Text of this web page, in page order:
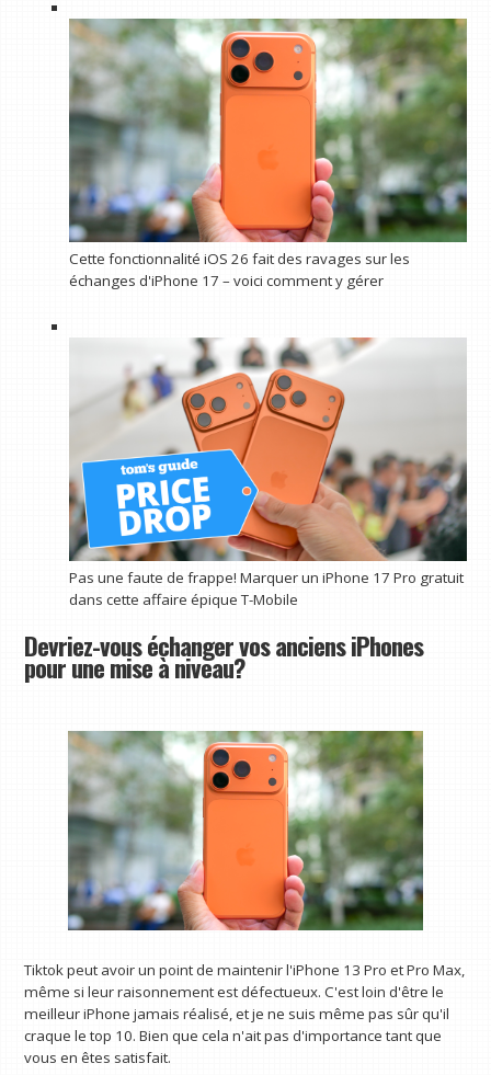
Cette fonctionnalité iOS 26 fait des ravages sur les
échanges d'iPhone 17 – voici comment y gérer
Pas une faute de frappe! Marquer un iPhone 17 Pro gratuit
dans cette affaire épique T-Mobile
Devriez-vous échanger vos anciens iPhones
pour une mise à niveau?
Tiktok peut avoir un point de maintenir l'iPhone 13 Pro et Pro Max,
même si leur raisonnement est défectueux. C'est loin d'être le
meilleur iPhone jamais réalisé, et je ne suis même pas sûr qu'il
craque le top 10. Bien que cela n'ait pas d'importance tant que
vous en êtes satisfait.